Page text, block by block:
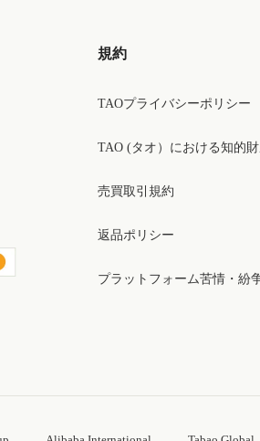
規約
TAOプライバシーポリシー
TAO (タオ）における知的
売買取引規約
返品ポリシー
プラットフォーム苦情・紛